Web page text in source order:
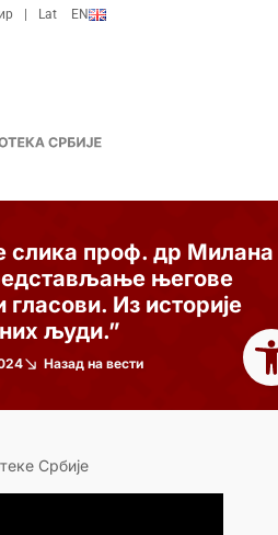
Lat EN
слика проф. др Милана
његове
Из историје
људи.”
Назад на вести
Србије